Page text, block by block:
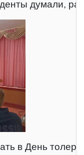
думали,
в День